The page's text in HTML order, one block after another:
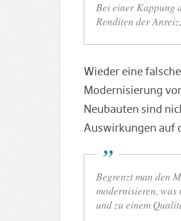
Bei einer Kappung
Renditen der
Wieder eine
Modernisierung
Neubauten sind
Auswirkungen auf
Begrenzt man den
modernisieren,
und zu einem